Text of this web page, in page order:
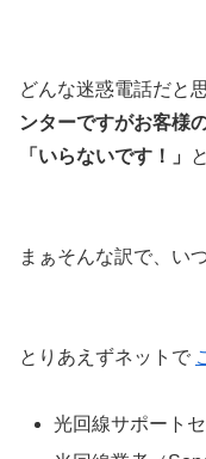
どんな迷惑電話だと
ンターですがお客様
「いらないです！」
まぁそんな訳で、い
とりあえずネットで
光回線サポート